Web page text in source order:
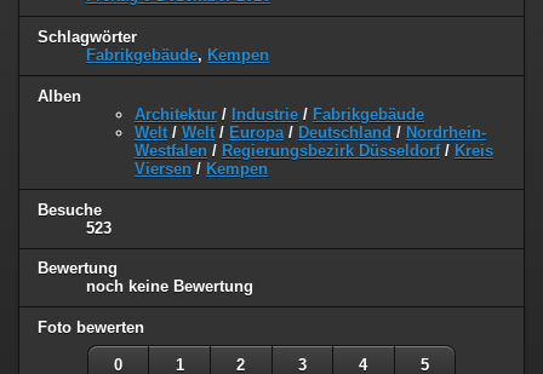
Schlagwörter
Fabrikgebäude, Kempen
Alben
Architektur / Industrie / Fabrikgebäude
Welt / Welt / Europa / Deutschland / Nordrhein-
Westfalen / Regierungsbezirk Düsseldorf/ Kreis
Viersen / Kempen
Besuche
523
Bewertung
noch keine Bewertung
Foto bewerten
0 1 2 3 4 5